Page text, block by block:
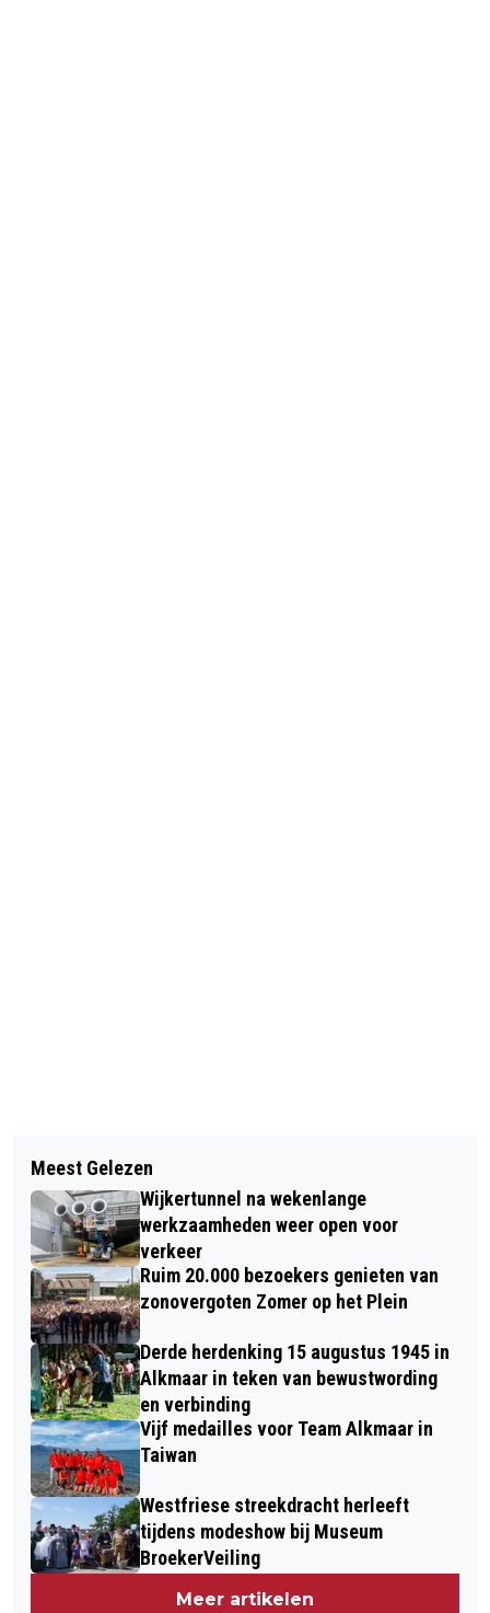
WEGAFSLUITINGEN, OMLEIDINGEN EN
VERTRAGINGEN DOOR
WERKZAAMHEDEN A9 EN A22 IN
MAART EN APRIL
KOP-STAART BOTSING N242
WESTERWEG HEERHUGOWAARD
Meest Gelezen
Wijkertunnel na wekenlange
werkzaamheden weer open voor
verkeer
Ruim 20.000 bezoekers genieten van
zonovergoten Zomer op het Plein
Derde herdenking 15 augustus 1945 in
Alkmaar in teken van bewustwording
en verbinding
Vijf medailles voor Team Alkmaar in
Taiwan
Westfriese streekdracht herleeft
tijdens modeshow bij Museum
BroekerVeiling
Meer artikelen